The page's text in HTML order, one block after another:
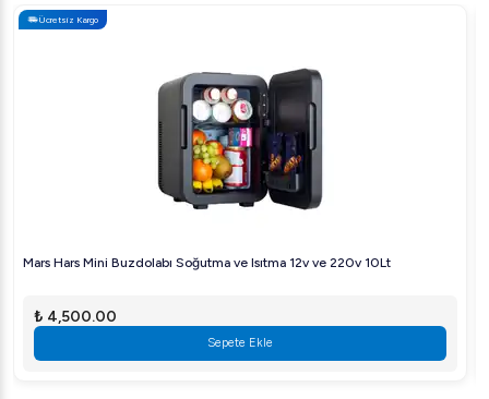
Ücretsiz Kargo
Mars Hars Mini Buzdolabı Soğutma ve Isıtma 12v ve 220v 10Lt
₺ 4,500.00
Sepete Ekle